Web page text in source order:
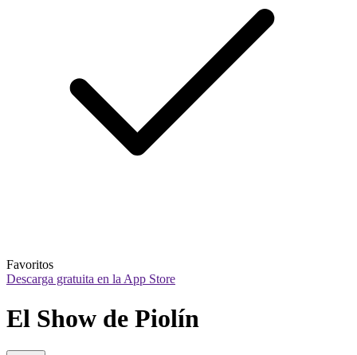
Favoritos
Descarga gratuita en la App Store
El Show de Piolín